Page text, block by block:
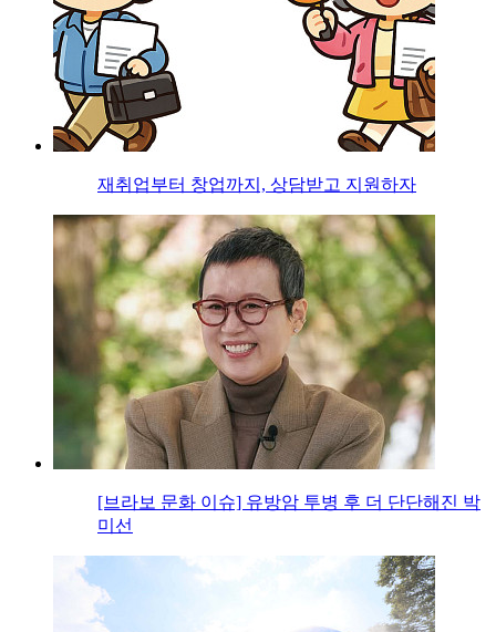
재취업부터 창업까지, 상담받고 지원하자
[브라보 문화 이슈] 유방암 투병 후 더 단단해진 박
미선